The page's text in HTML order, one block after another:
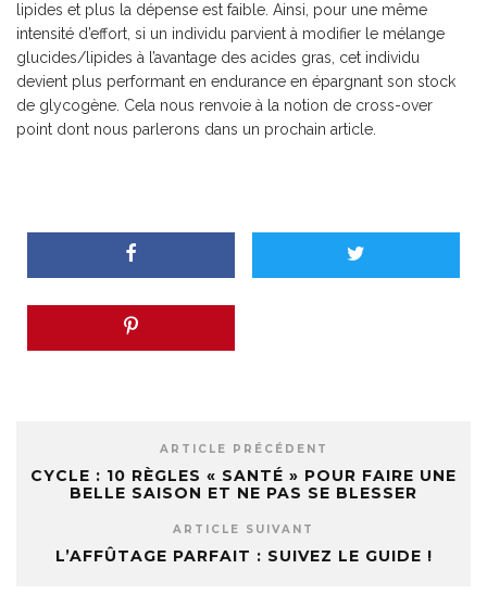
lipides et plus la dépense est faible. Ainsi, pour une même
intensité d’effort, si un individu parvient à modifier le mélange
glucides/lipides à l’avantage des acides gras, cet individu
devient plus performant en endurance en épargnant son stock
de glycogène. Cela nous renvoie à la notion de cross-over
point dont nous parlerons dans un prochain article.
ARTICLE PRÉCÉDENT
CYCLE : 10 RÈGLES « SANTÉ » POUR FAIRE UNE
BELLE SAISON ET NE PAS SE BLESSER
ARTICLE SUIVANT
L’AFFÛTAGE PARFAIT : SUIVEZ LE GUIDE !